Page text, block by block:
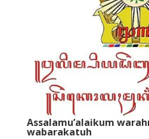
Assalamu’alaikum
wabarakatuh